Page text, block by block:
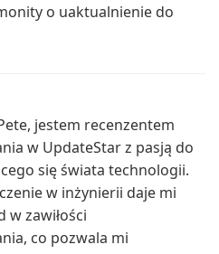
o uaktualnienie do
jestem recenzentem
w UpdateStar z pasją do
się świata technologii.
w inżynierii daje mi
w zawiłości
co pozwala mi